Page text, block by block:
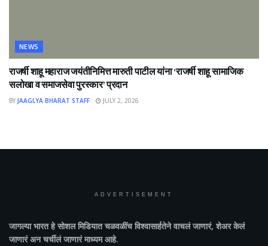
NEWS
राजर्षी शाहू महाराज जयंतीनिमित्त मारुती पाटील यांना ‘राजर्षी शाहू सामाजिक
सलोखा व समाजसेवा पुरस्कार’ प्रदान
BY JAAGLYA BHARAT STAFF JULY 2, 2026
ADVERTISEMENT
जागल्या भारतहे सोशल मिडियात चळवळींच विश्वासार्हतेने वाचलं जाणारं, शेअर केलं
जाणारं अन चर्चीलं जाणारं माध्यम आहे.